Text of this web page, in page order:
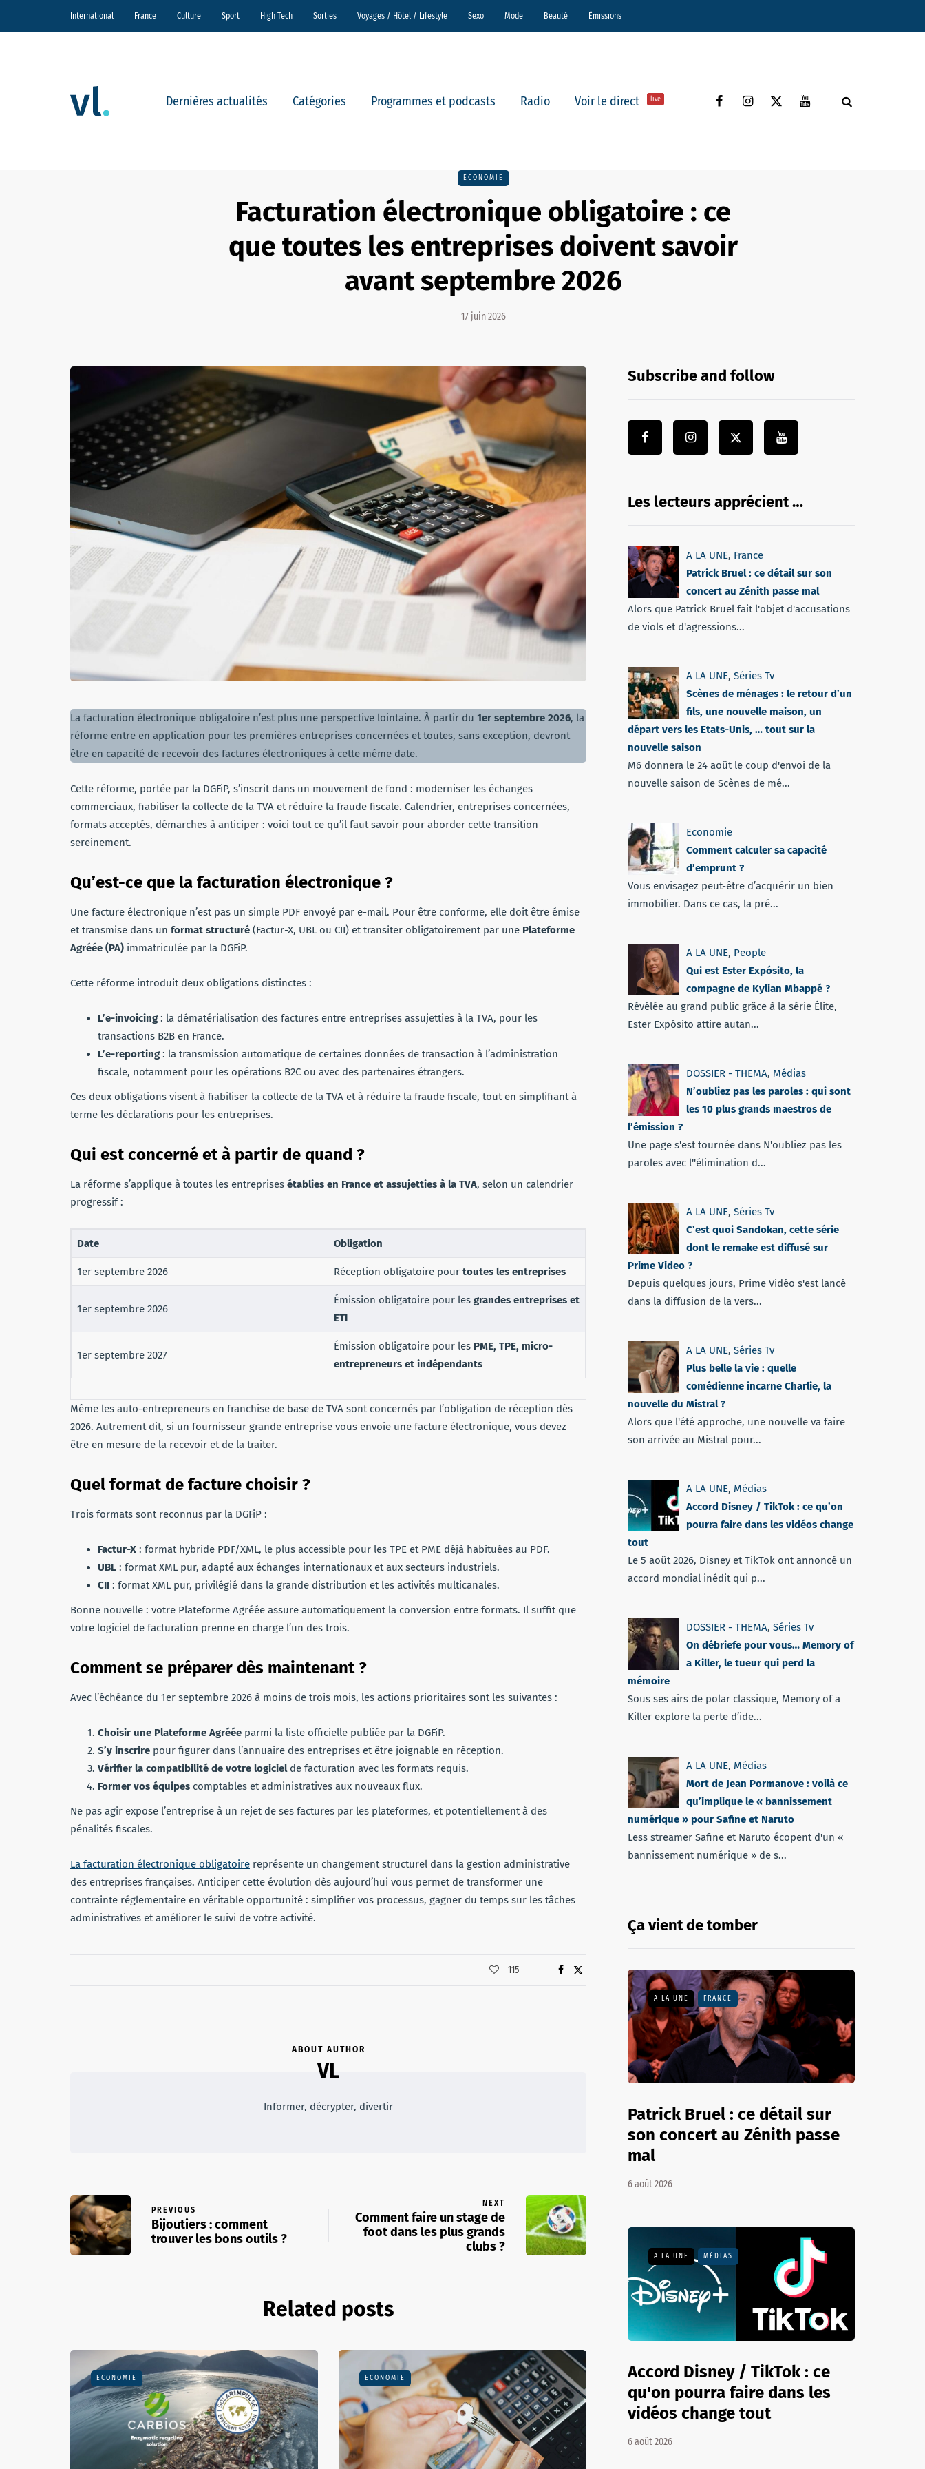
International France Culture Sport High Tech Sorties Voyages / Hôtel / Lifestyle Sexo Mode Beauté Émissions
Dernières actualités Catégories Programmes et podcasts Radio Voir le direct live
ECONOMIE
Facturation électronique obligatoire : ce
que toutes les entreprises doivent savoir
avant septembre 2026
17 juin 2026
La facturation électronique obligatoire n’est plus une perspective lointaine. À partir du 1er septembre 2026, la
réforme entre en application pour les premières entreprises concernées et toutes, sans exception, devront
être en capacité de recevoir des factures électroniques à cette même date.
Cette réforme, portée par la DGFiP, s’inscrit dans un mouvement de fond : moderniser les échanges
commerciaux, fiabiliser la collecte de la TVA et réduire la fraude fiscale. Calendrier, entreprises concernées,
formats acceptés, démarches à anticiper : voici tout ce qu’il faut savoir pour aborder cette transition
sereinement.
Qu’est-ce que la facturation électronique ?
Une facture électronique n’est pas un simple PDF envoyé par e-mail. Pour être conforme, elle doit être émise
et transmise dans un format structuré (Factur-X, UBL ou CII) et transiter obligatoirement par une Plateforme
Agréée (PA) immatriculée par la DGFiP.
Cette réforme introduit deux obligations distinctes :
L’e-invoicing: la dématérialisation des factures entre entreprises assujetties à la TVA, pour les
transactions B2B en France.
L’e-reporting: la transmission automatique de certaines données de transaction à l’administration
fiscale, notamment pour les opérations B2C ou avec des partenaires étrangers.
Ces deux obligations visent à fiabiliser la collecte de la TVA et à réduire la fraude fiscale, tout en simplifiant à
terme les déclarations pour les entreprises.
Qui est concerné et à partir de quand ?
La réforme s’applique à toutes les entreprises établies en France et assujetties à la TVA, selon un calendrier
progressif :
Date Obligation
1er septembre 2026 Réception obligatoire pour toutes les entreprises
1er septembre 2026
Émission obligatoire pour les grandes entreprises et
ETI
1er septembre 2027
Émission obligatoire pour les PME, TPE, micro-
entrepreneurs et indépendants
Même les auto-entrepreneurs en franchise de base de TVA sont concernés par l’obligation de réception dès
2026. Autrement dit, si un fournisseur grande entreprise vous envoie une facture électronique, vous devez
être en mesure de la recevoir et de la traiter.
Quel format de facture choisir ?
Trois formats sont reconnus par la DGFiP :
Factur-X : format hybride PDF/XML, le plus accessible pour les TPE et PME déjà habituées au PDF.
UBL : format XML pur, adapté aux échanges internationaux et aux secteurs industriels.
CII : format XML pur, privilégié dans la grande distribution et les activités multicanales.
Bonne nouvelle : votre Plateforme Agréée assure automatiquement la conversion entre formats. Il suffit que
votre logiciel de facturation prenne en charge l’un des trois.
Comment se préparer dès maintenant ?
Avec l’échéance du 1er septembre 2026 à moins de trois mois, les actions prioritaires sont les suivantes :
Choisir une Plateforme Agréée parmi la liste officielle publiée par la DGFiP.
S’y inscrire pour figurer dans l’annuaire des entreprises et être joignable en réception.
Vérifier la compatibilité de votre logiciel de facturation avec les formats requis.
Former vos équipes comptables et administratives aux nouveaux flux.
Ne pas agir expose l’entreprise à un rejet de ses factures par les plateformes, et potentiellement à des
pénalités fiscales.
La facturation électronique obligatoire représente un changement structurel dans la gestion administrative
des entreprises françaises. Anticiper cette évolution dès aujourd’hui vous permet de transformer une
contrainte réglementaire en véritable opportunité : simplifier vos processus, gagner du temps sur les tâches
administratives et améliorer le suivi de votre activité.
115
ABOUT AUTHOR
VL
Informer, décrypter, divertir
PREVIOUS
Bijoutiers : comment
trouver les bons outils ?
NEXT
Comment faire un stage de
foot dans les plus grands
clubs ?
Related posts
ECONOMIE ECONOMIE
Subscribe and follow
Les lecteurs apprécient …
A LA UNE, France
Patrick Bruel : ce détail sur son
concert au Zénith passe mal
Alors que Patrick Bruel fait l'objet d'accusations
de viols et d'agressions...
A LA UNE, Séries Tv
Scènes de ménages : le retour d’un
fils, une nouvelle maison, un
départ vers les Etats-Unis, … tout sur la
nouvelle saison
M6 donnera le 24 août le coup d'envoi de la
nouvelle saison de Scènes de mé...
Economie
Comment calculer sa capacité
d’emprunt ?
Vous envisagez peut-être d’acquérir un bien
immobilier. Dans ce cas, la pré...
A LA UNE, People
Qui est Ester Expósito, la
compagne de Kylian Mbappé ?
Révélée au grand public grâce à la série Élite,
Ester Expósito attire autan...
DOSSIER - THEMA, Médias
N’oubliez pas les paroles : qui sont
les 10 plus grands maestros de
l’émission ?
Une page s'est tournée dans N'oubliez pas les
paroles avec l''élimination d...
A LA UNE, Séries Tv
C’est quoi Sandokan, cette série
dont le remake est diffusé sur
Prime Video ?
Depuis quelques jours, Prime Vidéo s'est lancé
dans la diffusion de la vers...
A LA UNE, Séries Tv
Plus belle la vie : quelle
comédienne incarne Charlie, la
nouvelle du Mistral ?
Alors que l'été approche, une nouvelle va faire
son arrivée au Mistral pour...
A LA UNE, Médias
Accord Disney / TikTok : ce qu’on
pourra faire dans les vidéos change
tout
Le 5 août 2026, Disney et TikTok ont annoncé un
accord mondial inédit qui p...
DOSSIER - THEMA, Séries Tv
On débriefe pour vous… Memory of
a Killer, le tueur qui perd la
mémoire
Sous ses airs de polar classique, Memory of a
Killer explore la perte d’ide...
A LA UNE, Médias
Mort de Jean Pormanove : voilà ce
qu’implique le « bannissement
numérique » pour Safine et Naruto
Less streamer Safine et Naruto écopent d'un «
bannissement numérique » de s...
Ça vient de tomber
A LA UNE FRANCE
Patrick Bruel : ce détail sur
son concert au Zénith passe
mal
6 août 2026
A LA UNE MÉDIAS
Accord Disney / TikTok : ce
qu'on pourra faire dans les
vidéos change tout
6 août 2026